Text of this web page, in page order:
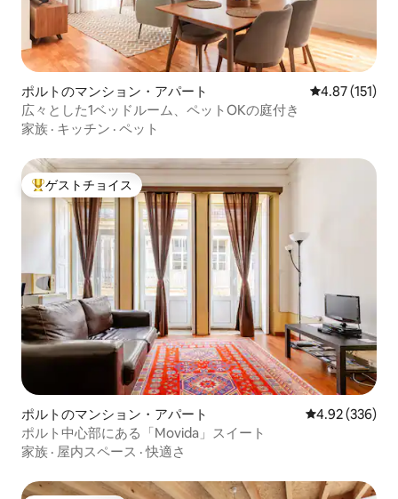
ポルトのマンション・アパート レビュー151
4.87 (151)
広々とした1ベッドルーム、ペットOKの庭付き
家族 · キッチン · ペット
大好評のゲストチョイスです。
ゲストチョイス
ポルトのマンション・アパート レビュー336
4.92 (336)
ポルト中心部にある「Movida」スイート
家族 · 屋内スペース ·快適さ